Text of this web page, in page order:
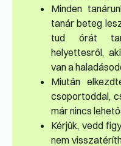
Minden
tanár beteg
tud órát
helyettesről,
van a
Miután
csoportoddal,
már nincs
Kérjük, vedd
nem